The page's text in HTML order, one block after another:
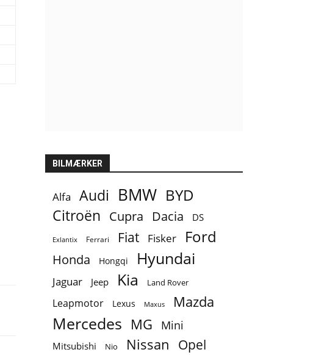
BILMÆRKER
Alfa Audi BMW BYD
Citroën Cupra Dacia DS
Exlantix Ferrari Fiat Fisker Ford
Honda Hongqi Hyundai
Jaguar Jeep Kia Land Rover
Leapmotor Lexus Maxus Mazda
Mercedes MG Mini
Mitsubishi Nio Nissan Opel